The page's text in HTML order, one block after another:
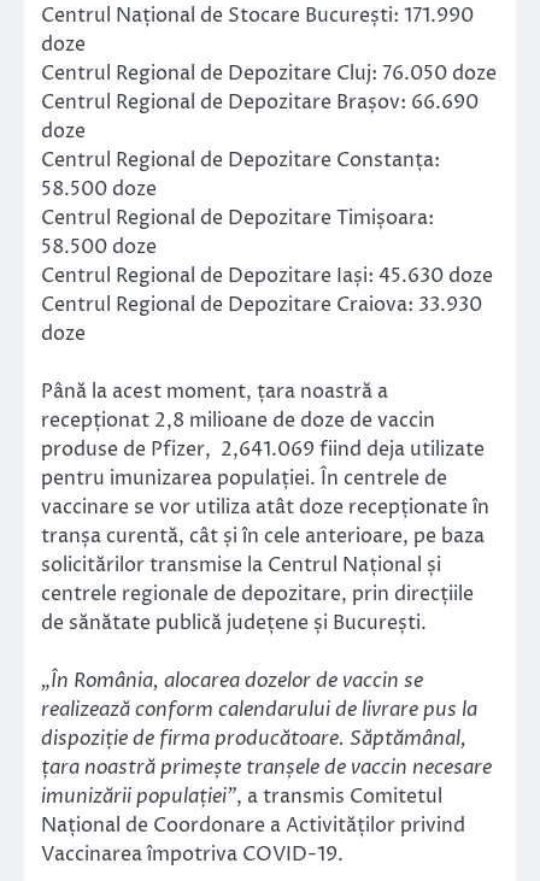
Centrul Național de Stocare București: 171.990
doze
Centrul Regional de Depozitare Cluj: 76.050 doze
Centrul Regional de Depozitare Brașov: 66.690
doze
Centrul Regional de Depozitare Constanța:
58.500 doze
Centrul Regional de Depozitare Timișoara:
58.500 doze
Centrul Regional de Depozitare Iași: 45.630 doze
Centrul Regional de Depozitare Craiova: 33.930
doze
Până la acest moment, țara noastră a
recepționat 2,8 milioane de doze de vaccin
produse de Pfizer, 2,641.069 fiind deja utilizate
pentru imunizarea populației. În centrele de
vaccinare se vor utiliza atât doze recepționate în
tranșa curentă, cât și în cele anterioare, pe baza
solicitărilor transmise la Centrul Național și
centrele regionale de depozitare, prin direcțiile
de sănătate publică județene și București.
„În România, alocarea dozelor de vaccin se
realizează conform calendarului de livrare pus la
dispoziție de firma producătoare. Săptămânal,
țara noastră primește tranșele de vaccin necesare
imunizării populației”, a transmis Comitetul
Național de Coordonare a Activităților privind
Vaccinarea împotriva COVID-19.